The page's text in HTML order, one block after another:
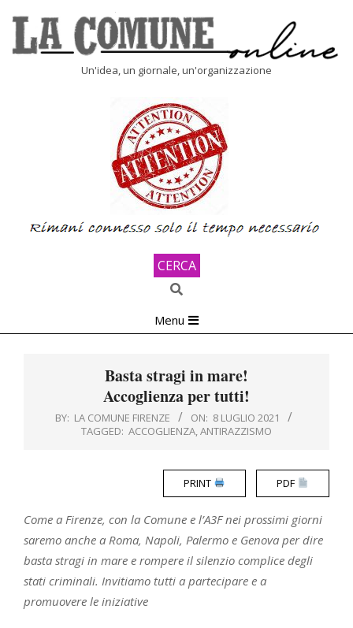
content
Un'idea, un giornale, un'organizzazione
CERCA
Search
Navigation
Menu
Basta stragi in mare!
Accoglienza per tutti!
BY: LA COMUNE FIRENZE ON: 8 LUGLIO 2021
TAGGED: ACCOGLIENZA,ANTIRAZZISMO
PRINT PDF
Come a Firenze, con la Comune e l’A3F nei prossimi giorni
saremo anche a Roma, Napoli, Palermo e Genova per dire
basta stragi in mare e rompere il silenzio complice degli
stati criminali. Invitiamo tutti a partecipare e a
promuovere le iniziative